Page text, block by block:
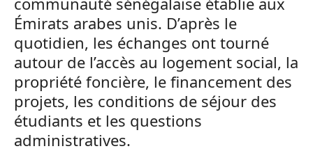
Émirats arabes unis. D’après le
quotidien, les échanges ont tourné
autour de l’accès au logement social, la
propriété foncière, le financement des
projets, les conditions de séjour des
étudiants et les questions
administratives.